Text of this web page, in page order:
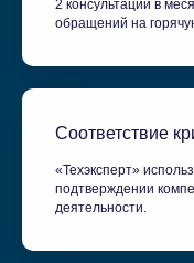
2 консультации в
обращений на
Соответствие
«Техэксперт»
подтверждении
деятельности.